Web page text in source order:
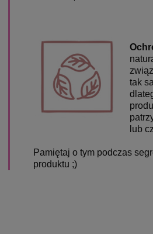
tak
lub
Pamiętaj o tym podczas
produktu ;)